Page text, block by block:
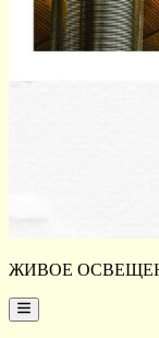
ЖИВОЕ
Main
Menu